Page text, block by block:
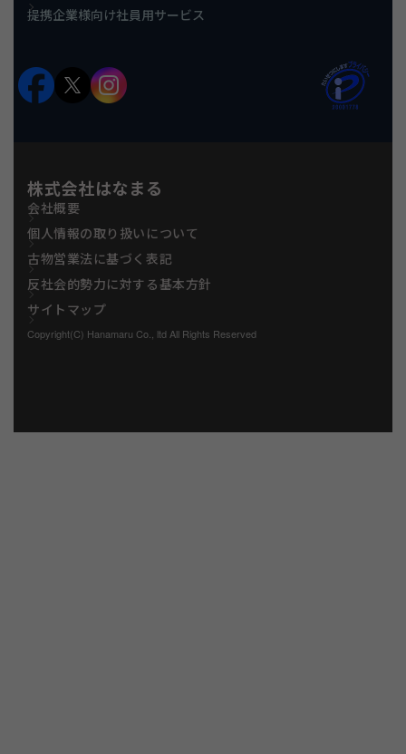
提携企業様向け社員用サービス
株式会社はなまる
会社概要
個人情報の取り扱いについて
古物営業法に基づく表記
反社会的勢力に対する基本方針
サイトマップ
Copyright(C) Hanamaru Co., ltd All Rights Reserved